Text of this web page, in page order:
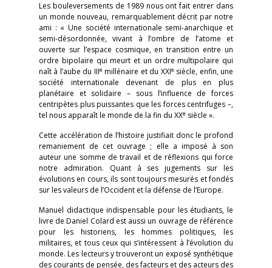
Les bouleversements de 1989 nous ont fait entrer dans
un monde nouveau, remarquablement décrit par notre
ami : « Une société internationale semi-anarchique et
semi-désordonnée, vivant à l’ombre de l’atome et
ouverte sur l’espace cosmique, en transition entre un
ordre bipolaire qui meurt et un ordre multipolaire qui
naît à l’aube du IIIemillénaire et du XXIesiècle, enfin, une
société internationale devenant de plus en plus
planétaire et solidaire – sous l’influence de forces
centripètes plus puissantes que les forces centrifuges –,
tel nous apparaît le monde de la fin du XXe siècle ».
Cette accélération de l’histoire justifiait donc le profond
remaniement de cet ouvrage ; elle a imposé à son
auteur une somme de travail et de réflexions qui force
notre admiration. Quant à ses jugements sur les
évolutions en cours, ils sont toujours mesurés et fondés
sur les valeurs de l’Occident et la défense de l’Europe.
Manuel didactique indispensable pour les étudiants, le
livre de Daniel Colard est aussi un ouvrage de référence
pour les historiens, les hommes politiques, les
militaires, et tous ceux qui s’intéressent à l’évolution du
monde. Les lecteurs y trouveront un exposé synthétique
des courants de pensée, des facteurs et des acteurs des